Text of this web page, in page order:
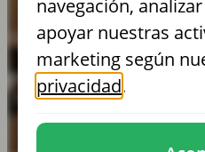
navegación,
apoyar nuestras
marketing según
privacidad.